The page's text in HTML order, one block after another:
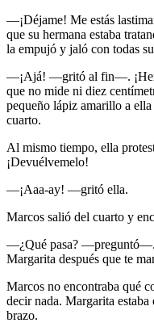
—¡Déjame! Me estás
que su hermana estaba
la empujó y jaló con todas
—¡Ajá! —gritó al fin—.
que no mide ni diez
pequeño lápiz amarillo a
cuarto.
Al mismo tiempo, ella
¡Devuélvemelo!
—¡Aaa-ay! —gritó ella.
Marcos salió del cuarto y
—¿Qué pasa? —preguntó—.
Margarita después que te
Marcos no encontraba qué
decir nada. Margarita
brazo.